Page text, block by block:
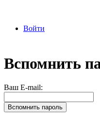
Войти
Вспомнить
Ваш E-mail: